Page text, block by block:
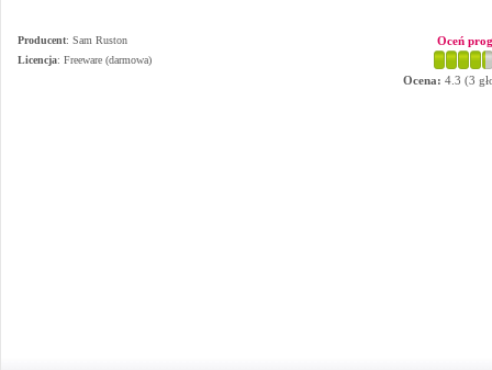
Producent: Sam Ruston
Licencja: Freeware (darmowa)
Oceń
Ocena: 4.3 (3